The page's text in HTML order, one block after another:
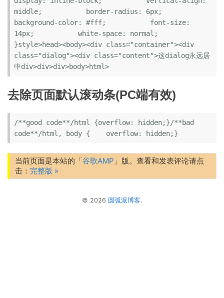
middle;           border-radius: 6px;
background-color: #fff;           font-size:
14px;           white-space: normal;
}style>head><body><div class="container"><div
class="dialog"><div class="content">这dialog永远居
中div>div>div>body>html>
去除页面默认滚动条(PC端有效)
/**good code**/html {overflow: hidden;}/**bad
code**/html, body {    overflow: hidden;}
当前页面是本站的「谷歌AMP 」版。查看和发表评论请点
击： 完整版 »
© 2026 圆弧派博客.